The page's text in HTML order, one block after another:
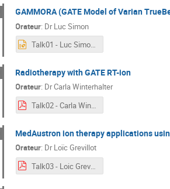
GAMMORA (GATE Model of Varian
Orateur: DrLuc Simon
Talk01 - Luc Simon.pptx
Radiotherapy with GATE RT-ion
Orateur: DrCarla Winterhalter
Talk02 - Carla Winterhalter.pdf
MedAustron ion therapy applications
Orateur: DrLoïc Grevillot
Talk03 - Loic Grevillot.pdf